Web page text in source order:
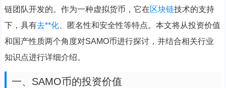
链团队开发的。作为一种虚拟货币，它在区块链技术的支持
下，具有去**化、匿名性和安全性等特点。本文将从投资价值
和国产性质两个角度对SAMO币进行探讨，并结合相关行业
知识点进行详细介绍。
一、SAMO币的投资价值